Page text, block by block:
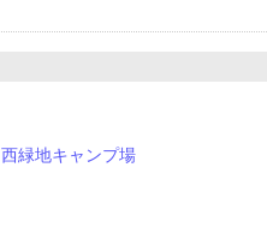
西緑地キャンプ場